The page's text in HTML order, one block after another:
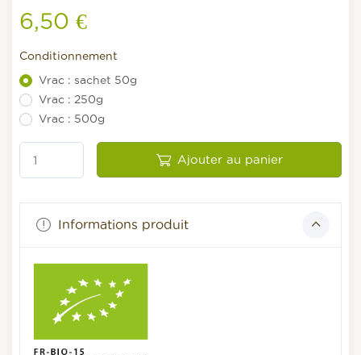
6,50 €
Conditionnement
Vrac : sachet 50g
Vrac : 250g
Vrac : 500g
Ajouter au panier
Informations produit